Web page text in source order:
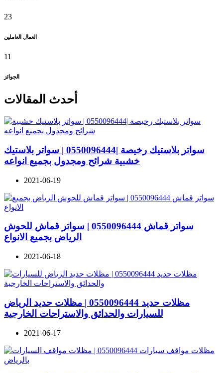
23
العمال العاملين
11
الجوائز
أحدث المقالات
سواتر بلاستيك رخيصة |0550096444 | سواتر بلاستيك
خشبية شرائح ومجدول بجميع انواعه
2021-06-19
سواتر قماش 0550096444 | سواتر قماش للحوش
الرياض بجميع الانواع
2021-06-18
مظلات حديد 0550096444 | مظلات حديد الرياض
للسيارات والحدائق والاستراحات الخارجية
2021-06-17